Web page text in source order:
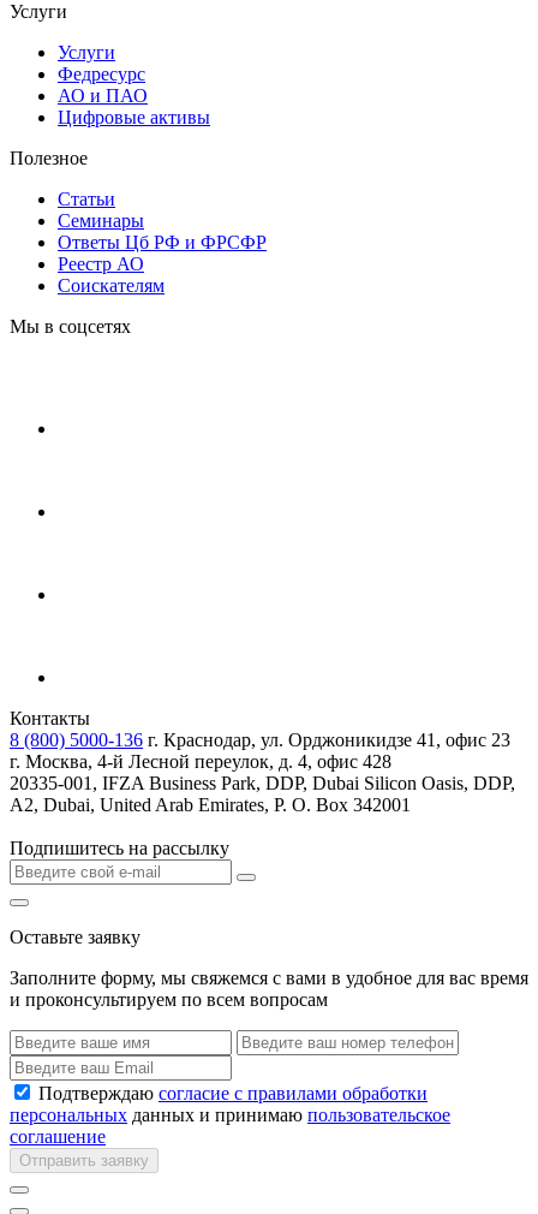
Услуги
Услуги
Федресурс
АО и ПАО
Цифровые активы
Полезное
Статьи
Cеминары
Ответы Цб РФ и ФРСФР
Реестр АО
Соискателям
Мы в соцсетях
Контакты
8 (800) 5000-136 г. Краснодар, ул. Орджоникидзе 41, офис 23
г. Москва, 4-й Лесной переулок, д. 4, офис 428
20335-001, IFZA Business Park, DDP, Dubai Silicon Oasis, DDP,
A2, Dubai, United Arab Emirates, P. O. Box 342001
Подпишитесь на рассылку
Оставьте заявку
Заполните форму, мы свяжемся с вами в удобное для вас время
и проконсультируем по всем вопросам
Подтверждаю согласие с правилами обработки
персональных данных и принимаю пользовательское
соглашение
Отправить заявку